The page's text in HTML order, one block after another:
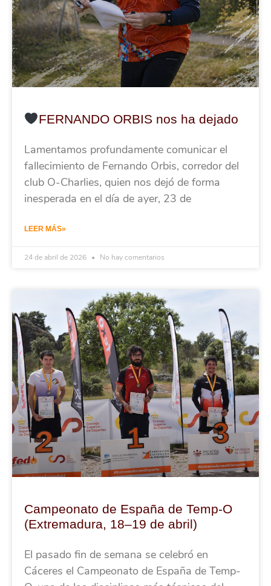
FERNANDO ORBIS nos ha dejado
Lamentamos profundamente comunicar el
fallecimiento de Fernando Orbis, corredor del
club O-Charlies, quien nos dejó de forma
inesperada en el día de ayer, 23 de
LEER MÁS»
24 de abril de 2026 No hay comentarios
Campeonato de España de Temp-O
(Extremadura, 18–19 de abril)
El pasado fin de semana se celebró en
Cáceres el Campeonato de España de Temp-